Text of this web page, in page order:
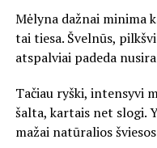
Mėlyna dažnai minima
tai tiesa. Švelnūs,
atspalviai padeda
Tačiau ryški, intensyvi
šalta, kartais net slogi.
mažai natūralios